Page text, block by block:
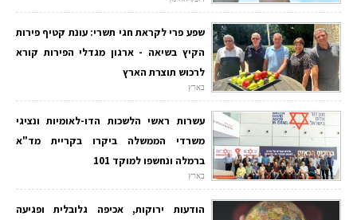
שפע פרי לקראת חגי תשרי: עונת קטיף פירות
הקיץ בשיאה - ארגון מגדלי הפירות קורא
לרכוש תוצרת הארץ
בארץ
עשרות ראשי הלשכות הדו-לאומיות ונציגי
משרדי הממשלה ביקרו בקריית מד"א
ברמלה ונחשפו למוקד 101
בארץ
הודעות ירוקות, אכיפה גלובלית ופגיעה